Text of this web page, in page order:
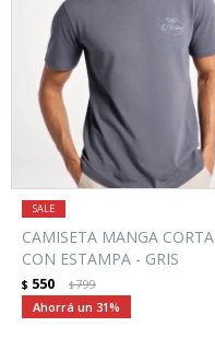
CAMISETA MANGA CORTA
CON ESTAMPA - GRIS
$ 550 $799
31